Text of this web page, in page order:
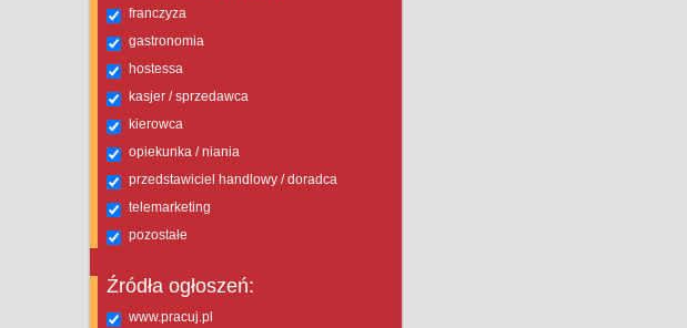
franczyza
gastronomia
hostessa
kasjer / sprzedawca
kierowca
opiekunka / niania
przedstawiciel handlowy / doradca
telemarketing
pozostałe
Źródła ogłoszeń:
www.pracuj.pl